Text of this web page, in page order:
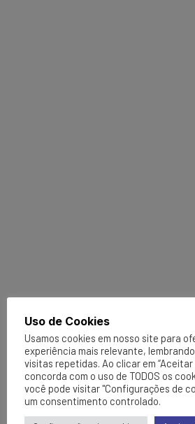
Uso de Cookies
Usamos cookies em nosso site para
experiência mais relevante,
visitas repetidas. Ao clicar em “Aceitar
concorda com o uso de TODOS os
você pode visitar "Configurações de
um consentimento controlado.